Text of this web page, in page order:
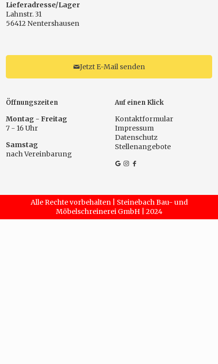
Lieferadresse/Lager
Lahnstr. 31
56412 Nentershausen
Jetzt E-Mail senden
Öffnungszeiten
Montag - Freitag
7 - 16 Uhr
Samstag
nach Vereinbarung
Auf einen Klick
Kontaktformular
Impressum
Datenschutz
Stellenangebote
Alle Rechte vorbehalten | Steinebach Bau- und
Möbelschreinerei GmbH | 2024